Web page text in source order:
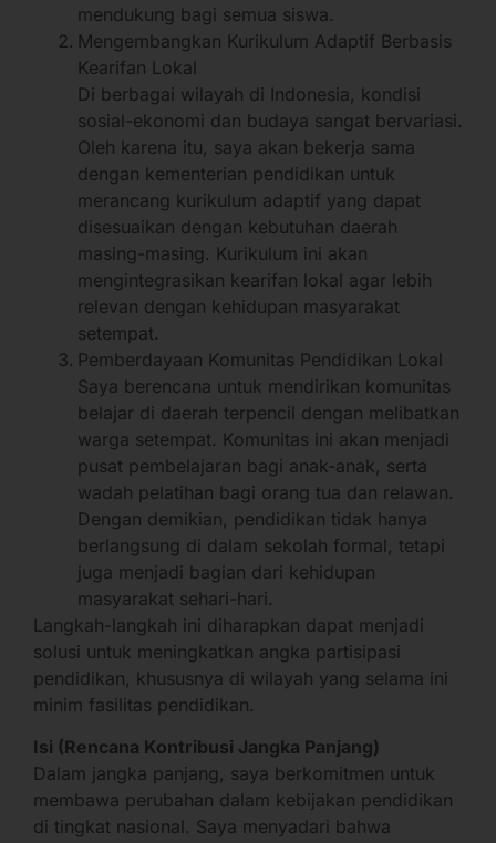
mendukung bagi semua siswa.
Mengembangkan Kurikulum Adaptif Berbasis
Kearifan Lokal
Di berbagai wilayah di Indonesia, kondisi
sosial-ekonomi dan budaya sangat bervariasi.
Oleh karena itu, saya akan bekerja sama
dengan kementerian pendidikan untuk
merancang kurikulum adaptif yang dapat
disesuaikan dengan kebutuhan daerah
masing-masing. Kurikulum ini akan
mengintegrasikan kearifan lokal agar lebih
relevan dengan kehidupan masyarakat
setempat.
Pemberdayaan Komunitas Pendidikan Lokal
Saya berencana untuk mendirikan komunitas
belajar di daerah terpencil dengan melibatkan
warga setempat. Komunitas ini akan menjadi
pusat pembelajaran bagi anak-anak, serta
wadah pelatihan bagi orang tua dan relawan.
Dengan demikian, pendidikan tidak hanya
berlangsung di dalam sekolah formal, tetapi
juga menjadi bagian dari kehidupan
masyarakat sehari-hari.
Langkah-langkah ini diharapkan dapat menjadi
solusi untuk meningkatkan angka partisipasi
pendidikan, khususnya di wilayah yang selama ini
minim fasilitas pendidikan.
Isi (Rencana Kontribusi Jangka Panjang)
Dalam jangka panjang, saya berkomitmen untuk
membawa perubahan dalam kebijakan pendidikan
di tingkat nasional. Saya menyadari bahwa